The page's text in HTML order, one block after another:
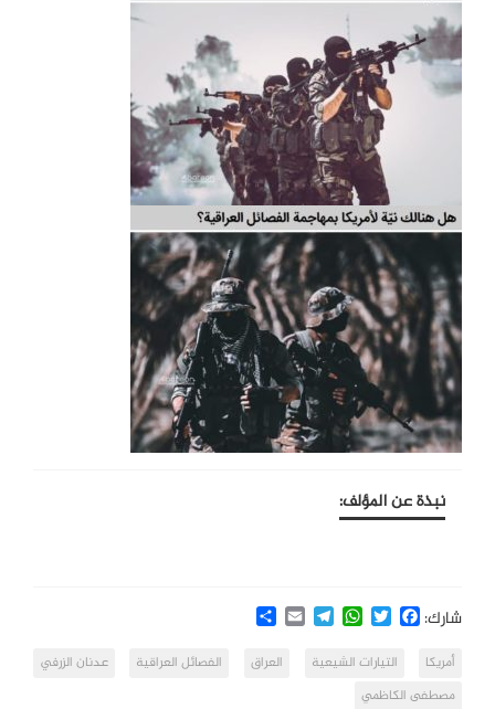
نبذة عن المؤلف:
شارك: Facebook
Twitter
WhatsApp
Telegram
Email
Share
أمريكا التيارات الشيعية العراق الفصائل العراقية
عدنان الزرفي
مصطفى الكاظمي